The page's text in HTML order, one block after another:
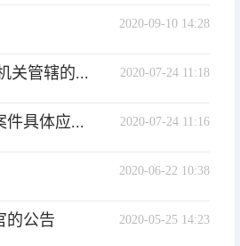
2020-09-10 14:28
2020-07-24 11:18
关管辖的...
2020-07-24 11:16
件具体应...
2020-06-22 10:38
2020-05-25 14:23
的公告